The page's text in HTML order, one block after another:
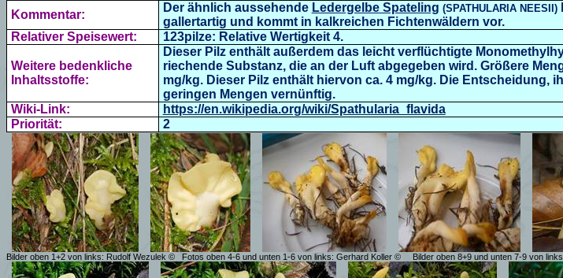
Kommentar:
Der ähnlich aussehende Ledergelbe Spateling (SPATHULARIA NEESII)
gallertartig und kommt in kalkreichen Fichtenwäldern vor.
Relativer Speisewert:
123pilze: Relative Wertigkeit 4.
Weitere bedenkliche
Inhaltsstoffe:
Dieser Pilz enthält außerdem das leicht verflüchtigte
riechende Substanz, die an der Luft abgegeben wird. Größere
mg/kg. Dieser Pilz enthält hiervon ca. 4 mg/kg. Die Entscheidung,
geringen Mengen vernünftig.
Wiki-Link:
https://en.wikipedia.org/wiki/Spathularia_flavida
Priorität:
2
Bilder oben 1+2 von links: Rudolf Wezulek © Fotos oben 4-6 und unten 1-6 von links: Gerhard Koller © Bilder oben 8+9 und unten 7-9 von